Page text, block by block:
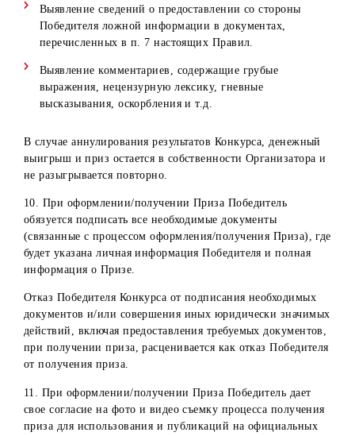
область
в г.Самарканд
Мирзо-
Сурхандарьинская
Центр
обслуживания
«А»
Сырдарьинская
область
обслуживания
в г.Гулистан
область, г.
Бирлашган,
Ташкентская
область
обслуживания
в г.Янгиюль
область,
г.Янгиюль, ул.
Рашидова, дом
обслуживания
в г.Чирчик
г.Чирчик,